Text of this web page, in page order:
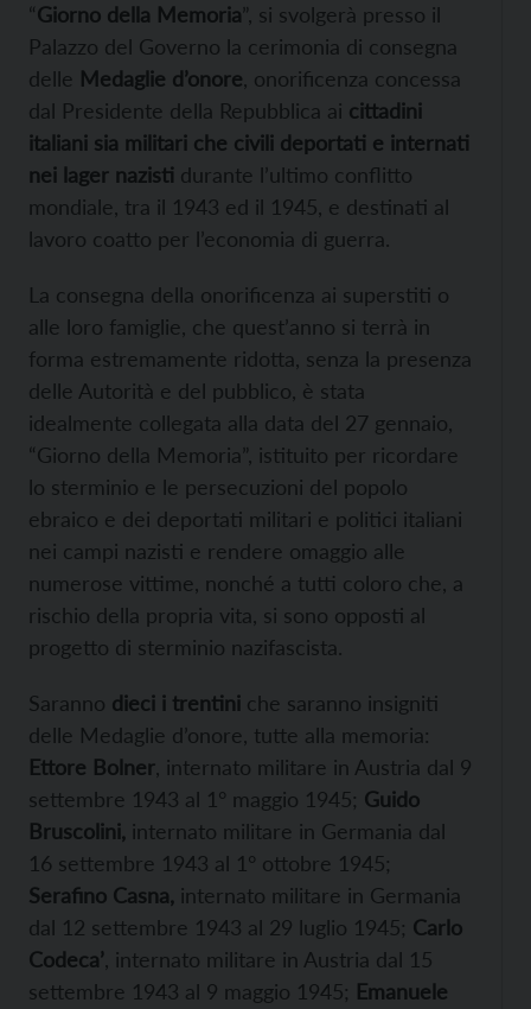
“Giorno della Memoria”, si svolgerà presso il
Palazzo del Governo la cerimonia di consegna
delle Medaglie d’onore , onorificenza concessa
dal Presidente della Repubblica ai cittadini
italiani sia militari che civili deportati e internati
nei lager nazisti durante l’ultimo conflitto
mondiale, tra il 1943 ed il 1945, e destinati al
lavoro coatto per l’economia di guerra.
La consegna della onorificenza ai superstiti o
alle loro famiglie, che quest’anno si terrà in
forma estremamente ridotta, senza la presenza
delle Autorità e del pubblico, è stata
idealmente collegata alla data del 27 gennaio,
“Giorno della Memoria”, istituito per ricordare
lo sterminio e le persecuzioni del popolo
ebraico e dei deportati militari e politici italiani
nei campi nazisti e rendere omaggio alle
numerose vittime, nonché a tutti coloro che, a
rischio della propria vita, si sono opposti al
progetto di sterminio nazifascista.
Saranno dieci i trentini che saranno insigniti
delle Medaglie d’onore, tutte alla memoria:
Ettore Bolner , internato militare in Austria dal 9
settembre 1943 al 1° maggio 1945; Guido
Bruscolini, internato militare in Germania dal
16 settembre 1943 al 1° ottobre 1945;
Serafino Casna, internato militare in Germania
dal 12 settembre 1943 al 29 luglio 1945; Carlo
Codeca’ , internato militare in Austria dal 15
settembre 1943 al 9 maggio 1945; Emanuele